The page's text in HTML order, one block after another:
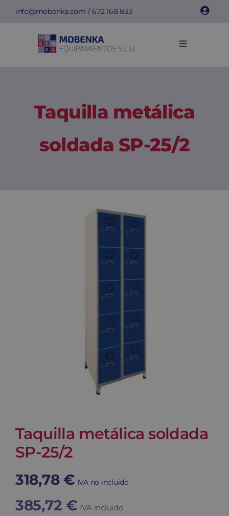
Saltar
contenido
info@mobenka.com /672 168 833
Toggle
Bancos
Instalaciones
Taquilla metálica
soldada SP-25/2
Taquilla metálica soldada
SP-25/2
318,78 € IVA no incluido
385,72 € IVA incluido